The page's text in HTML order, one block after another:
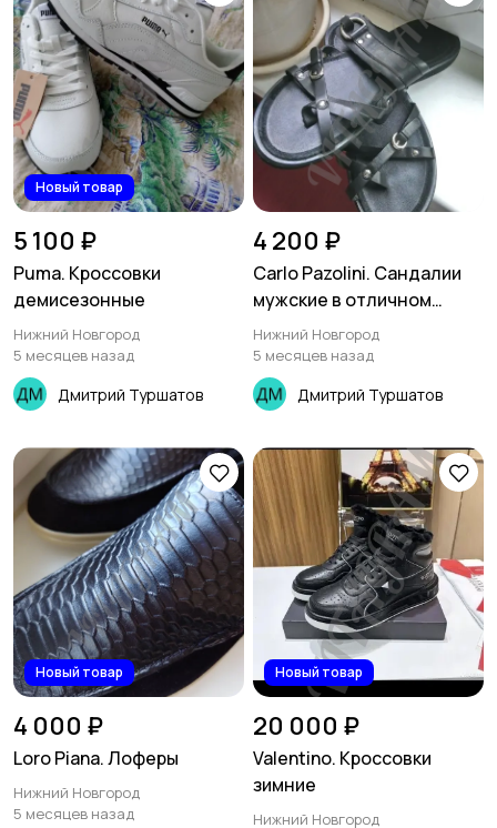
Новый товар
5 100 ₽
Puma. Кроссовки
демисезонные
Нижний Новгород
5 месяцев назад
Дмитрий Туршатов
4 200 ₽
Carlo Pazolini. Сандалии
мужские в отличном
состоянии
Нижний Новгород
5 месяцев назад
Дмитрий Туршатов
Новый товар
4 000 ₽
Loro Piana. Лоферы
Нижний Новгород
5 месяцев назад
Новый товар
20 000 ₽
Valentino. Кроссовки
зимние
Нижний Новгород